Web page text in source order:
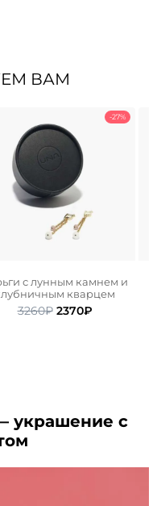
ВАМ
-27%
с лунным камнем и
кварцем
3260₽ Первоначальная
2370₽Текущая
украшение с